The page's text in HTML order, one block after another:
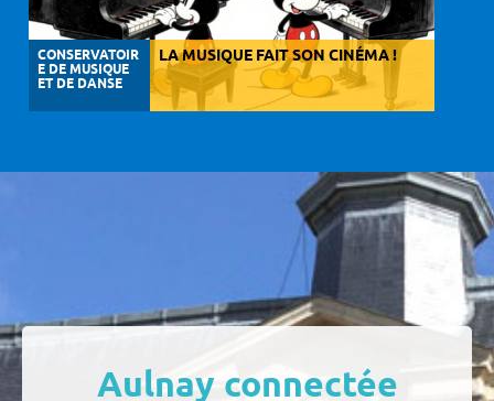
CONSERVATOIR
E DE MUSIQUE
ET DE DANSE
LA MUSIQUE FAIT SON CINÉMA !
Aulnay connectée